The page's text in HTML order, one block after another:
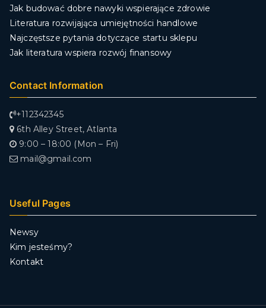
Jak budować dobre nawyki wspierające zdrowie
Literatura rozwijająca umiejętności handlowe
Najczęstsze pytania dotyczące startu sklepu
Jak literatura wspiera rozwój finansowy
Contact Information
+112342345
6th Alley Street, Atlanta
9:00 – 18:00 (Mon – Fri)
mail@gmail.com
Useful Pages
Newsy
Kim jesteśmy?
Kontakt